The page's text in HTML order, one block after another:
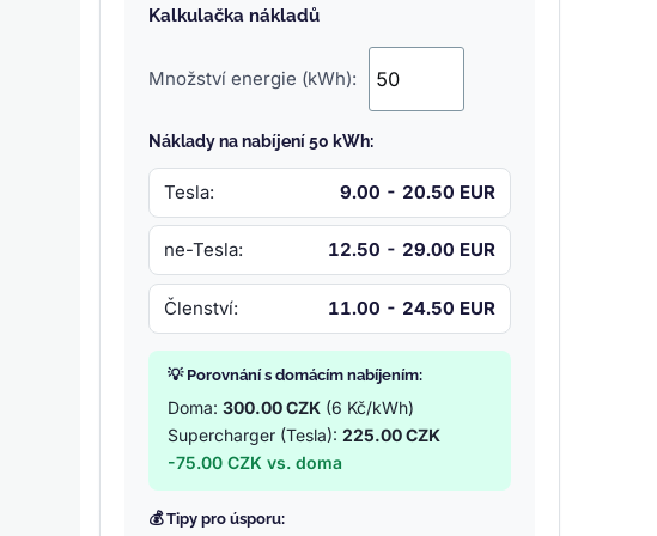
Kalkulačka nákladů
Množství energie (kWh):
Náklady na nabíjení 50 kWh:
Tesla: 9.00 - 20.50 EUR
ne-Tesla: 12.50 - 29.00 EUR
Členství: 11.00 - 24.50 EUR
💡 Porovnání s domácím nabíjením:
Doma:300.00 CZK (6 Kč/kWh)
Supercharger (Tesla):225.00 CZK
-75.00 CZK vs. doma
💰 Tipy pro úsporu: